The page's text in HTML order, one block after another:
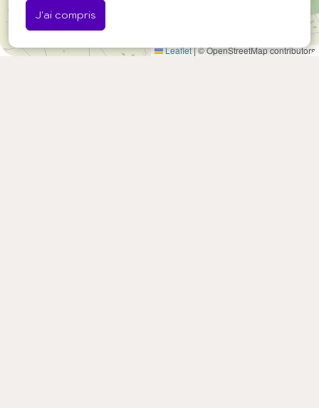
J'ai compris
Leaflet|© OpenStreetMap contributors